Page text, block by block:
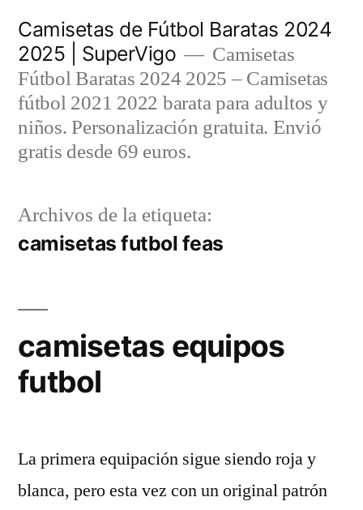
contenido
Camisetas de Fútbol Baratas 2024
2025 | SuperVigo
Camisetas
Fútbol Baratas 2024 2025 – Camisetas
fútbol 2021 2022 barata para adultos y
niños. Personalización gratuita. Envió
gratis desde 69 euros.
Archivos de la etiqueta:
camisetas futbol feas
camisetas equipos
futbol
La primera equipación sigue siendo roja y
blanca, pero esta vez con un original patrón